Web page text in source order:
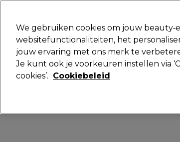
Merken Deals
Volgende dag geleverd*
We gebruiken cookies om jouw
websitefunctionaliteiten, het
jouw ervaring met ons merk te
Je kunt ook je voorkeuren instellen via
cookies’. Cookiebeleid